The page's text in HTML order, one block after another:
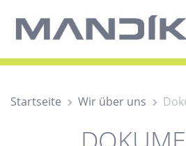
Startseite Wir über uns